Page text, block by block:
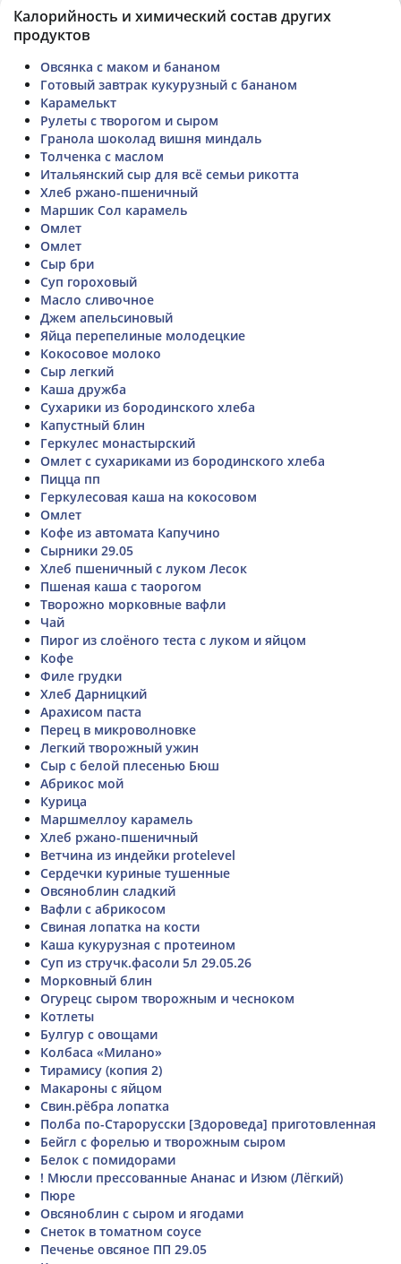
Калорийность и химический состав других
продуктов
Овсянка с маком и бананом
Готовый завтрак кукурузный с бананом
Карамелькт
Рулеты с творогом и сыром
Гранола шоколад вишня миндаль
Толченка с маслом
Итальянский сыр для всё семьи рикотта
Хлеб ржано-пшеничный
Маршик Сол карамель
Омлет
Омлет
Сыр бри
Суп гороховый
Масло сливочное
Джем апельсиновый
Яйца перепелиные молодецкие
Кокосовое молоко
Сыр легкий
Каша дружба
Сухарики из бородинского хлеба
Капустный блин
Геркулес монастырский
Омлет с сухариками из бородинского хлеба
Пицца пп
Геркулесовая каша на кокосовом
Омлет
Кофе из автомата Капучино
Сырники 29.05
Хлеб пшеничный с луком Лесок
Пшеная каша с таорогом
Творожно морковные вафли
Чай
Пирог из слоёного теста с луком и яйцом
Кофе
Филе грудки
Хлеб Дарницкий
Арахисом паста
Перец в микроволновке
Легкий творожный ужин
Сыр с белой плесенью Бюш
Абрикос мой
Курица
Маршмеллоу карамель
Хлеб ржано-пшеничный
Ветчина из индейки protelevel
Сердечки куриные тушенные
Овсяноблин сладкий
Вафли с абрикосом
Свиная лопатка на кости
Каша кукурузная с протеином
Суп из стручк.фасоли 5л 29.05.26
Морковный блин
Огурецс сыром творожным и чесноком
Котлеты
Булгур с овощами
Колбаса «Милано»
Тирамису (копия 2)
Макароны с яйцом
Свин.рёбра лопатка
Полба по-Старорусски [Здороведа] приготовленная
Бейгл с форелью и творожным сыром
Белок с помидорами
! Мюсли прессованные Ананас и Изюм (Лёгкий)
Пюре
Овсяноблин с сыром и ягодами
Снеток в томатном соусе
Печенье овсяное ПП 29.05